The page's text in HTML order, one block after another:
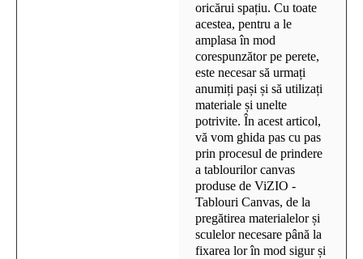
oricărui spațiu. Cu toate
acestea, pentru a le
amplasa în mod
corespunzător pe perete,
este necesar să urmați
anumiți pași și să utilizați
materiale și unelte
potrivite. În acest articol,
vă vom ghida pas cu pas
prin procesul de prindere
a tablourilor canvas
produse de ViZIO -
Tablouri Canvas, de la
pregătirea materialelor și
sculelor necesare până la
fixarea lor în mod sigur și